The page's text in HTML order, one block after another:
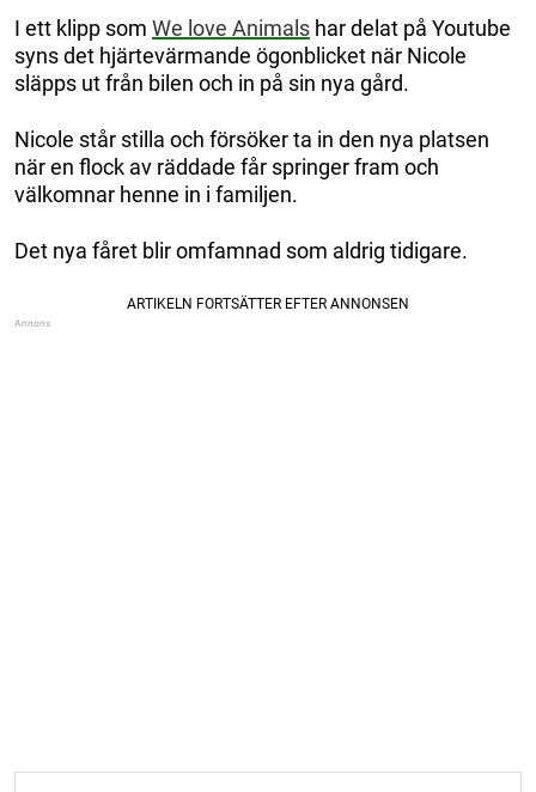
I ett klipp som We love Animals har delat på Youtube
syns det hjärtevärmande ögonblicket när Nicole
släpps ut från bilen och in på sin nya gård.
Nicole står stilla och försöker ta in den nya platsen
när en flock av räddade får springer fram och
välkomnar henne in i familjen.
Det nya fåret blir omfamnad som aldrig tidigare.